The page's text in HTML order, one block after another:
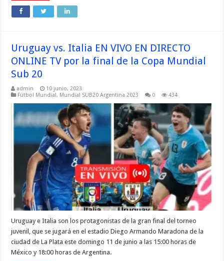
Uruguay vs. Italia EN VIVO EN DIRECTO
ONLINE TV por la final de la Copa Mundial
Sub 20
admin
10 junio, 2023
Fútbol Mundial, Mundial SUB20 Argentina 2023 0 434
Uruguay e Italia son los protagonistas de la gran final del torneo
juvenil, que se jugará en el estadio Diego Armando Maradona de la
ciudad de La Plata este domingo 11 de junio a las 15:00 horas de
México y 18:00 horas de Argentina.